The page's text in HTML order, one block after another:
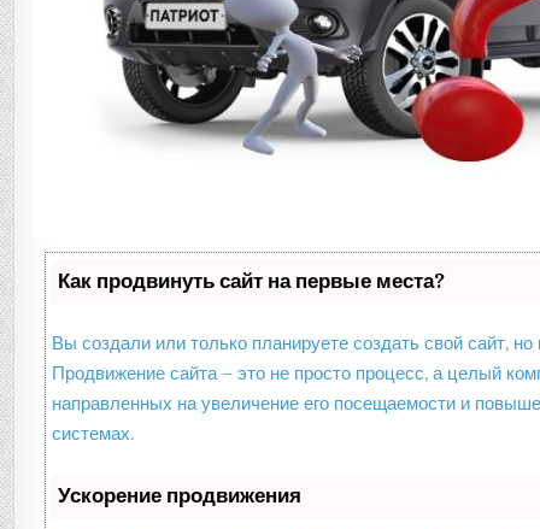
Как продвинуть сайт на первые места?
Вы создали или только планируете создать свой сайт, но
Продвижение сайта – это не просто процесс, а целый
направленных на увеличение его посещаемости и
системах.
Ускорение продвижения